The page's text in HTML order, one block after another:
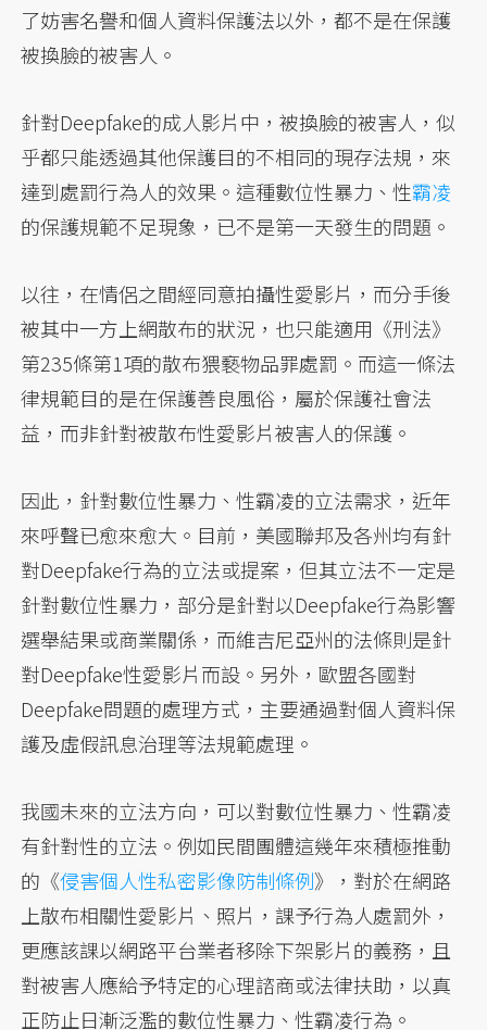
了妨害名譽和個人資料保護法以外，都不是在保護
被換臉的被害人。
針對Deepfake的成人影片中，被換臉的被害人，似
乎都只能透過其他保護目的不相同的現存法規，來
達到處罰行為人的效果。這種數位性暴力、性霸凌
的保護規範不足現象，已不是第一天發生的問題。
以往，在情侶之間經同意拍攝性愛影片，而分手後
被其中一方上網散布的狀況，也只能適用《刑法》
第235條第1項的散布猥褻物品罪處罰。而這一條法
律規範目的是在保護善良風俗，屬於保護社會法
益，而非針對被散布性愛影片被害人的保護。
因此，針對數位性暴力、性霸凌的立法需求，近年
來呼聲已愈來愈大。目前，美國聯邦及各州均有針
對Deepfake行為的立法或提案，但其立法不一定是
針對數位性暴力，部分是針對以Deepfake行為影響
選舉結果或商業關係，而維吉尼亞州的法條則是針
對Deepfake性愛影片而設。另外，歐盟各國對
Deepfake問題的處理方式，主要通過對個人資料保
護及虛假訊息治理等法規範處理。
我國未來的立法方向，可以對數位性暴力、性霸凌
有針對性的立法。例如民間團體這幾年來積極推動
的《侵害個人性私密影像防制條例》，對於在網路
上散布相關性愛影片、照片，課予行為人處罰外，
更應該課以網路平台業者移除下架影片的義務，且
對被害人應給予特定的心理諮商或法律扶助，以真
正防止日漸泛濫的數位性暴力、性霸凌行為。